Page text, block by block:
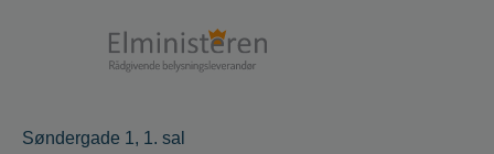
Søndergade 1, 1. sal